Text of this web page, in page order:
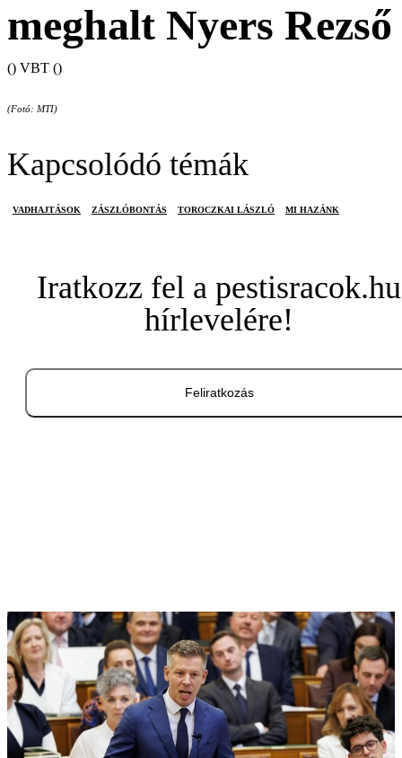
meghalt Nyers Rezső
() VBT ()
(Fotó: MTI)
Kapcsolódó témák
VADHAJTÁSOK ZÁSZLÓBONTÁS TOROCZKAI LÁSZLÓ MI HAZÁNK
Iratkozz fel a pestisracok.hu
hírlevelére!
Feliratkozás